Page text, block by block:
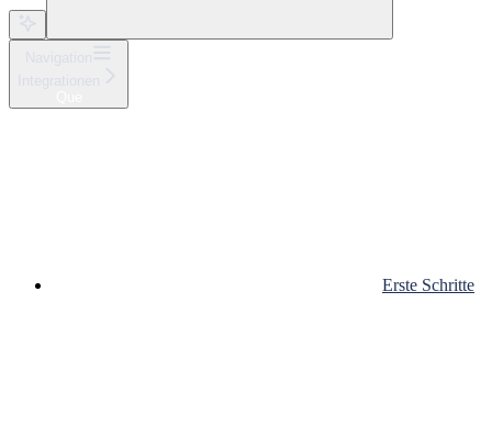
Erste Schritte